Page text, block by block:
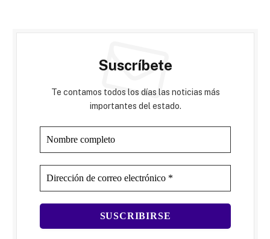
Suscríbete
Te contamos todos los días las noticias más
importantes del estado.